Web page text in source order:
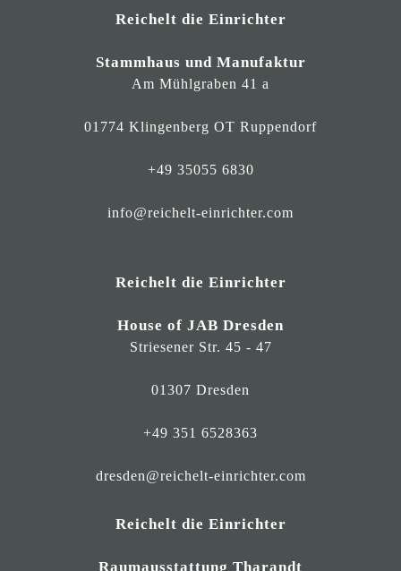
Reichelt die Einrichter
Stammhaus und Manufaktur
Am Mühlgraben 41 a
01774 Klingenberg OT Ruppendorf
+49 35055 6830
info@reichelt-einrichter.com
Reichelt die Einrichter
House of JAB Dresden
Striesener Str. 45 - 47
01307 Dresden
+49 351 6528363
dresden@reichelt-einrichter.com
Reichelt die Einrichter
Raumausstattung Tharandt